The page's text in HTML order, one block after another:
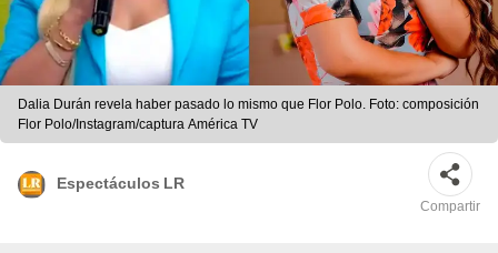
Dalia Durán revela haber pasado lo mismo que Flor Polo. Foto: composición
Flor Polo/Instagram/captura América TV
Espectáculos LR
Compartir